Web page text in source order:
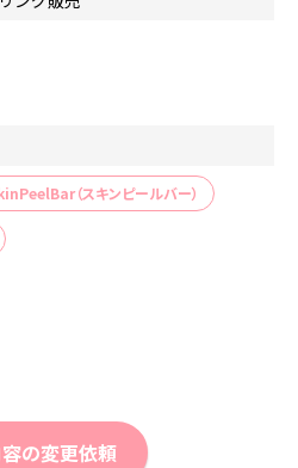
（スキンピールバー）
の変更依頼